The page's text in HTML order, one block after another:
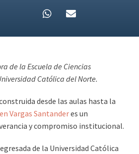
de la Escuela de Ciencias
Católica del Norte.
desde las aulas hasta la
Vargas Santanderes un
y compromiso institucional.
de la Universidad Católica